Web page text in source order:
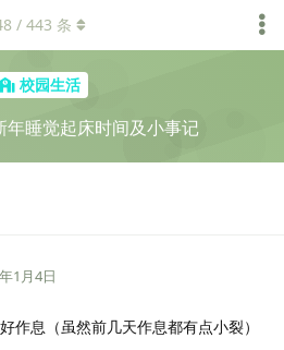
校园生活
睡觉起床时间及小事记
/ 443 条
1月4日
作息（虽然前几天作息都有点小裂）